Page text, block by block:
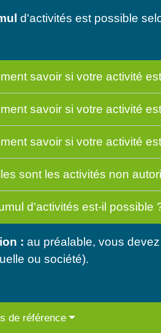
d'activités est possible
savoir si votre activité
savoir si votre activité
savoir si votre activité
sont les activités non
d'activités est-il possible
: au préalable, vous
ou société).
de référence